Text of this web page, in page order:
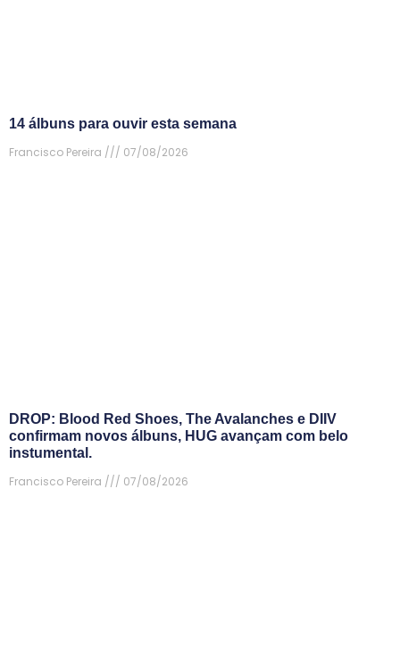
14 álbuns para ouvir esta semana
Francisco Pereira
07/08/2026
DROP: Blood Red Shoes, The Avalanches e DIIV
confirmam novos álbuns, HUG avançam com belo
instumental.
Francisco Pereira
07/08/2026